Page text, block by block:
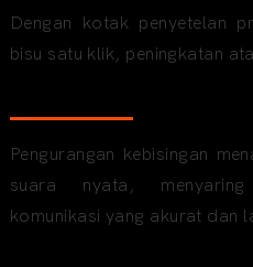
Dengan kotak penyetelan
bisu satu klik, peningkatan
Pengurangan kebisingan
suara nyata, menyaring
komunikasi yang akurat dan